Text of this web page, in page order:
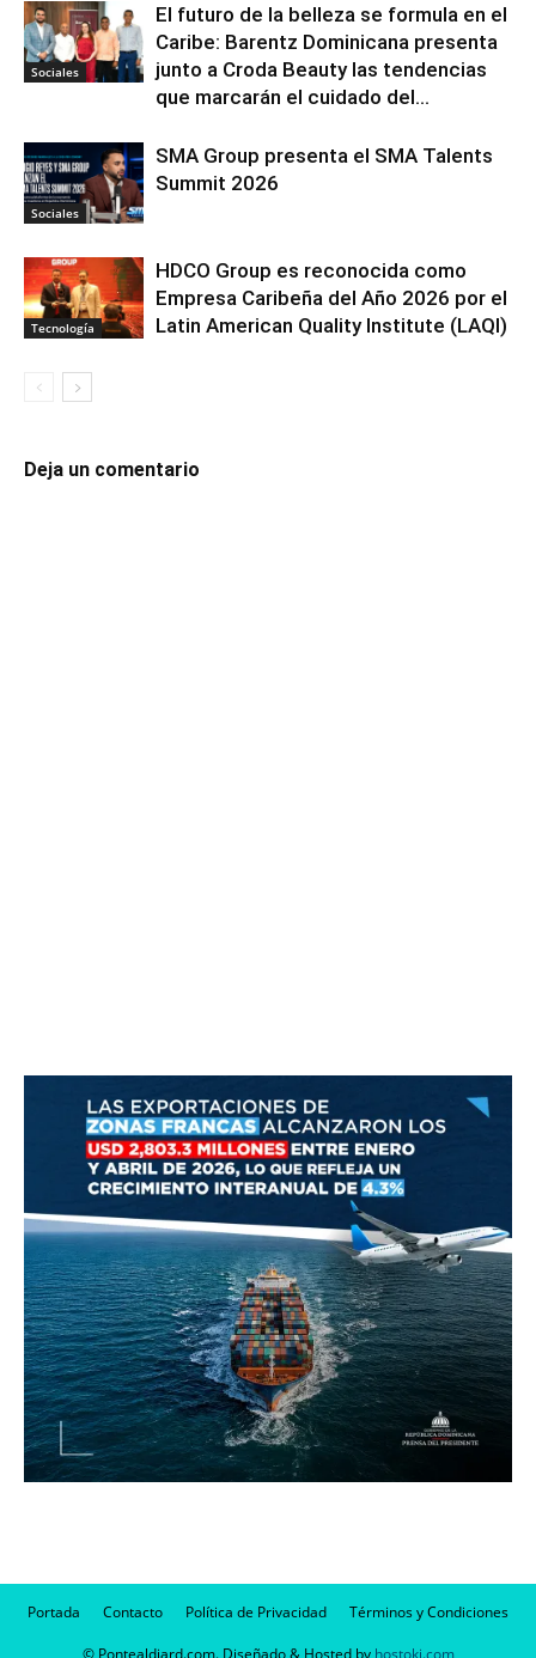
Sociales
El futuro de la belleza se formula en el
Caribe: Barentz Dominicana presenta
junto a Croda Beauty las tendencias
que marcarán el cuidado del...
Sociales
SMA Group presenta el SMA Talents
Summit 2026
Tecnología
HDCO Group es reconocida como
Empresa Caribeña del Año 2026 por el
Latin American Quality Institute (LAQI)
Deja un comentario
Portada Contacto Política de Privacidad Términos y Condiciones
© Pontealdiard.com. Diseñado & Hosted by hostoki.com